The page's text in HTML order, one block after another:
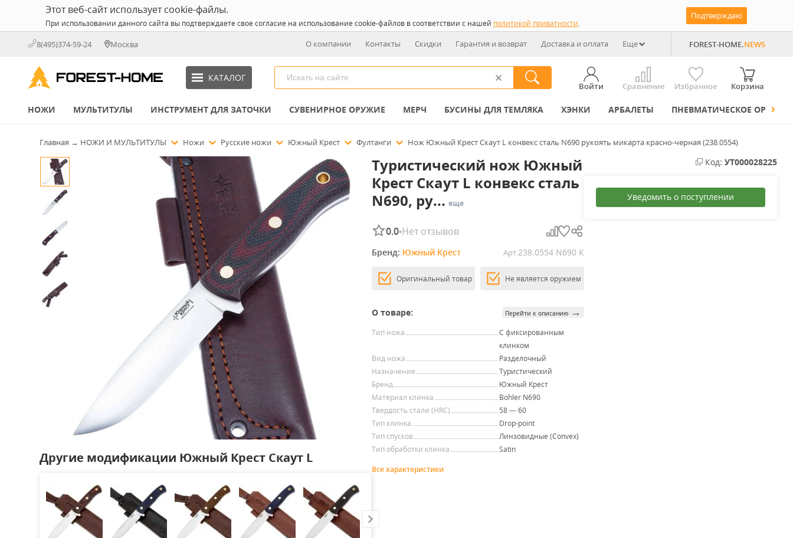
Этот веб-сайт использует cookie-файлы.
При использовании данного сайта вы подтверждаете свое согласие на использование cookie-файлов в соответствии с нашей политикой приватности.
Подтверждаю
8(495)374-59-24 Москва О компании Контакты Скидки Гарантия и возврат Доставка и оплата Еще FOREST-HOME.NEWS
КАТАЛОГ
Войти Сравнение Избранное Корзина
НОЖИ МУЛЬТИТУЛЫ ИНСТРУМЕНТ ДЛЯ ЗАТОЧКИ СУВЕНИРНОЕ ОРУЖИЕ МЕРЧ БУСИНЫ ДЛЯ ТЕМЛЯКА ХЭНКИ АРБАЛЕТЫ ПНЕВМАТИЧЕСКОЕ ОРУЖИЕ
Главная → НОЖИ И МУЛЬТИТУЛЫ Ножи Русские ножи Южный Крест Фултанги Нож Южный Крест Скаут L конвекс сталь N690 рукоять микарта красно-черная (238.0554)
Другие модификации Южный Крест Скаут L
Туристический нож Южный
Крест Скаут L конвекс сталь
N690, ру... еще
0.0•Нет отзывов
Бренд: Южный Крест Арт.238.0554 N690 К
Оригинальный товар Не является оружием
О товаре: Перейти к описанию →
Тип ножа
С фиксированным
клинком
Вид ножа
Разделочный
Назначение
Туристический
Бренд
Южный Крест
Материал клинка
Bohler N690
Твердость стали (HRC)
58 — 60
Тип клинка
Drop-point
Тип спусков
Линзовидные (Convex)
Тип обработки клинка
Satin
Все характеристики
Код: УТ000028225
Уведомить о поступлении